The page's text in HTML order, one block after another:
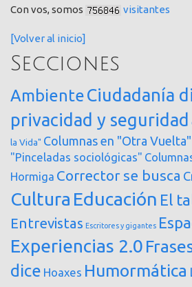
Con vos, somos visitantes
[Volver al inicio]
Secciones
AmbienteCiudadanía
privacidad y seguridad
la Vida" Columnas en "Otra Vuelta"
"Pinceladas sociológicas"
Hormiga Corrector se busca
Cultura Educación El
Entrevistas Escritores y gigantes
Experiencias 2.0
dice Hoaxes Humormática